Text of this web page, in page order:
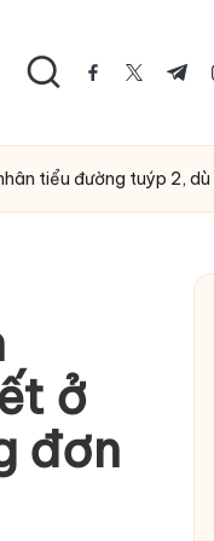
t.me
tiểu đường tuýp 2,
ở
đơn